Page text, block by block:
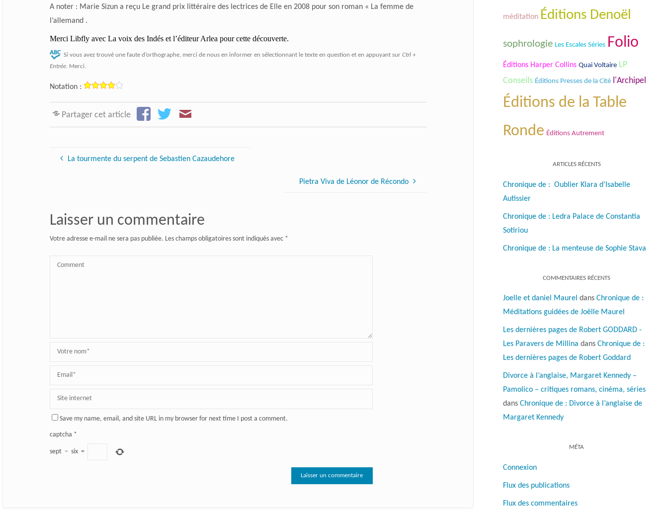
A noter : Marie Sizun a reçu Le grand prix littéraire des lectrices de Elle en 2008 pour son roman « La femme de
l’allemand .
Merci Libfly avec La voix des Indés et l’éditeur Arlea pour cette découverte.
Si vous avez trouvé une faute d’orthographe, merci de nous en informer en sélectionnant le texte en question et en appuyant sur Ctrl +
Entrée. Merci.
Notation :
Partager cet article
La tourmente du serpent de Sebastien Cazaudehore
Pietra Viva de Léonor de Récondo
Laisser un commentaire
Votre adresse e-mail ne sera pas publiée. Les champs obligatoires sont indiqués avec *
Save my name, email, and site URL in my browser for next time I post a comment.
captcha *
sept − six =
méditation Éditions Denoël
sophrologie Les Escales Séries Folio
Éditions Harper Collins Quai Voltaire LP
Conseils Éditions Presses de la Cité l'Archipel
Éditions de la Table
Ronde Éditions Autrement
ARTICLES RÉCENTS
Chronique de : Oublier Klara d’Isabelle
Autissier
Chronique de : Ledra Palace de Constantia
Sotiriou
Chronique de : La menteuse de Sophie Stava
COMMENTAIRES RÉCENTS
Joelle et daniel Maurel dans Chronique de :
Méditations guidées de Joëlle Maurel
Les dernières pages de Robert GODDARD -
Les Paravers de Millina dans Chronique de :
Les dernières pages de Robert Goddard
Divorce à l’anglaise, Margaret Kennedy –
Pamolico – critiques romans, cinéma, séries
dans Chronique de : Divorce à l’anglaise de
Margaret Kennedy
MÉTA
Connexion
Flux des publications
Flux des commentaires